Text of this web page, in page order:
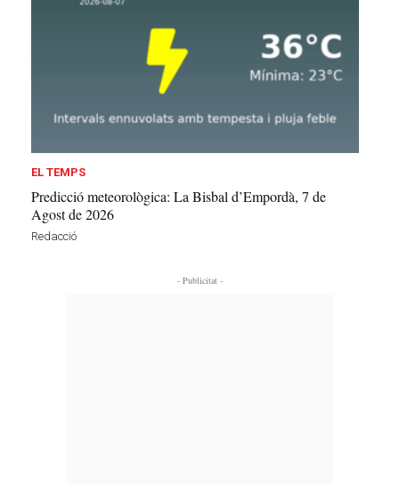
EL TEMPS
Predicció meteorològica: La Bisbal d’Empordà, 7 de
Agost de 2026
Redacció
- Publicitat -